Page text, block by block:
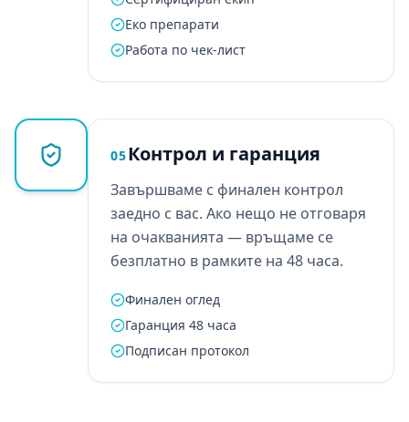
Еко препарати
Работа по чек-лист
05Контрол и гаранция
Завършваме с финален контрол
заедно с вас. Ако нещо не отговаря
на очакванията — връщаме се
безплатно в рамките на 48 часа.
Финален оглед
Гаранция 48 часа
Подписан протокол